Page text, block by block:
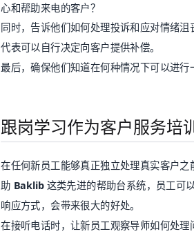
心和帮助来电的客户？
同时，告诉他们如何处理投诉和应对情绪
代表可以自行决定向客户提供补偿。
最后，确保他们知道在何种情况下可以进行
跟岗学习作为客户服务培
在任何新员工能够真正独立处理真实客户
助 Baklib这类先进的帮助台系统，员工可
响应方式，会带来很大的好处。
在接听电话时，让新员工观察导师如何处